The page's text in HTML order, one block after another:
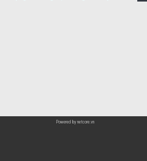
Powered by netcore.vn